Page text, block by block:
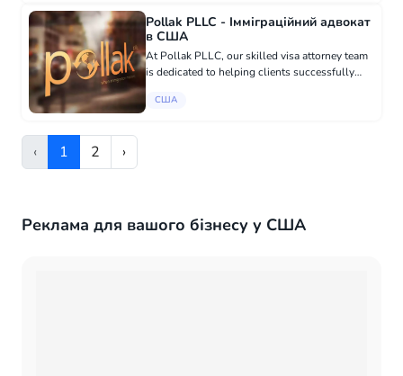
Law LLC...
Pollak PLLC - Імміграційний адвокат
в США
At Pollak PLLC, our skilled visa attorney team
is dedicated to helping clients successfully
experience and knowledge to guide you
США
‹ 1 2 ›
Реклама для вашого бізнесу у США